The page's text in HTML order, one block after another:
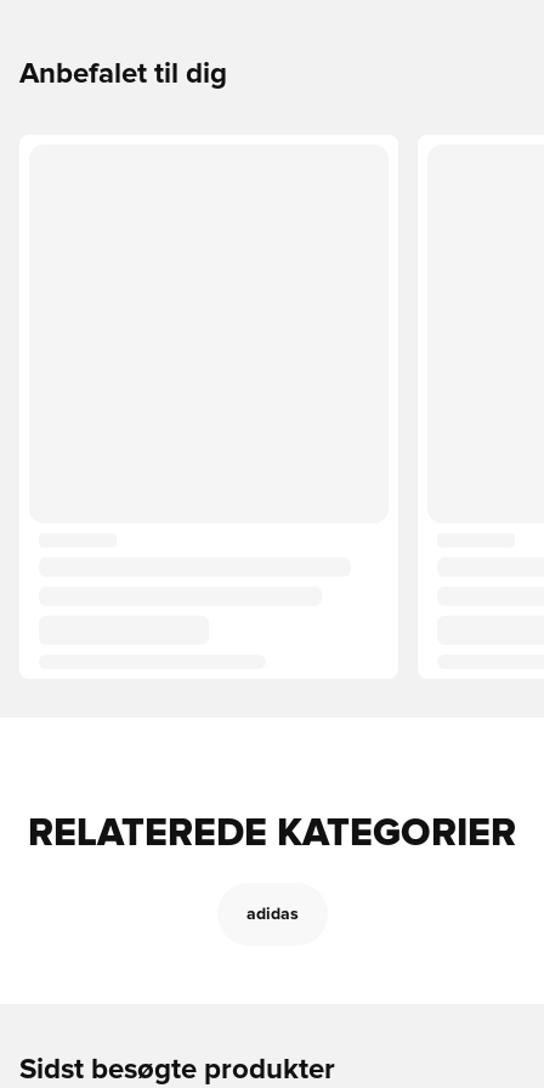
Anbefalet til dig
RELATEREDE KATEGORIER
adidas
Sidst besøgte produkter